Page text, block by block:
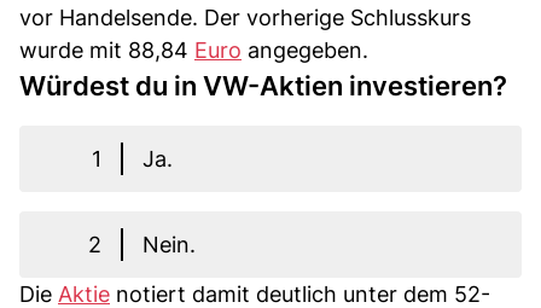
vor Handelsende. Der vorherige Schlusskurs
wurde mit 88,84 Euro angegeben.
Würdest du in VW-Aktien investieren?
1 Ja.
2
Nein.
Die Aktie notiert damit deutlich unter dem 52-